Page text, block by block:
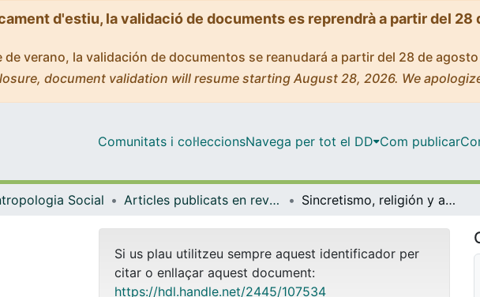
d'estiu, la validació de documents es reprendrà a partir del 28
de verano, la validación de documentos se reanudará a partir del 28 de
document validation will resume starting August 28, 2026. We
Comunitats i col·leccionsNavega per tot el DD Com publicar
Social Articles publicats en revistes (Antropologia Social) Sincretismo, religión y arquitectura en Mesoamérica (1521-1571)
Si us plau utilitzeu sempre aquest identificador per
citar o enllaçar aquest document:
https://hdl.handle.net/2445/107534